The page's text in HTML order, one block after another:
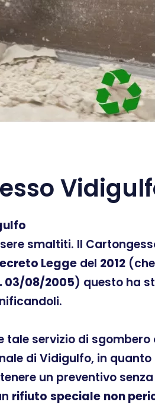
smaltiti. Il
Legge del 2012
03/08/2005) questo ha
servizio di
di Vidigulfo, in
un preventivo
rifiuto speciale non